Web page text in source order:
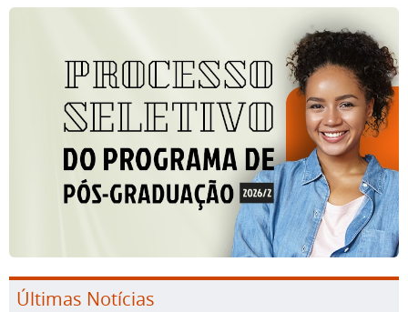
Últimas Notícias